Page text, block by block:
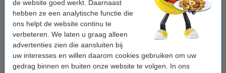
de website goed werkt. Daarnaast
hebben ze een analytische functie die
ons helpt de website continu te
verbeteren. We laten u graag alleen
advertenties zien die aansluiten bij
uw interesses en willen daarom cookies gebruiken om uw
gedrag binnen en buiten onze website te volgen. In ons
123accu Xtreme Power MN1500
Penlite AA batterij 24 stuks
€ 14,95
Aanbieding: 10x 123inkt
cursusblok A4 gelijnd 70 g/m²
100 vellen
€ 26,55 Incl. 21% btw